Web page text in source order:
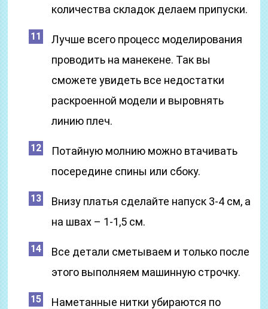
количества складок делаем припуски.
Лучше всего процесс моделирования
проводить на манекене. Так вы
сможете увидеть все недостатки
раскроенной модели и выровнять
линию плеч.
Потайную молнию можно втачивать
посередине спины или сбоку.
Внизу платья сделайте напуск 3-4 см, а
на швах – 1-1,5 см.
Все детали сметываем и только после
этого выполняем машинную строчку.
Наметанные нитки убираются по